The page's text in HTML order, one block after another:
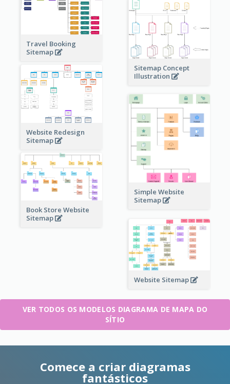
Travel Booking
Sitemap
Sitemap Concept
Illustration
Website Redesign
Sitemap
Simple Website
Sitemap
Book Store Website
Sitemap
Website Sitemap
VER TODOS OS MODELOS DIAGRAMA DE MAPA DO
SÍTIO
Comece a criar diagramas
fantásticos